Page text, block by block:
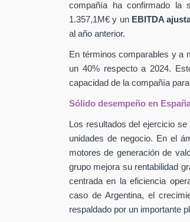
compañía ha confirmado la
1.357,1M€ y un EBITDA
al año anterior.
En términos comparables y a
un 40% respecto a 2024.
capacidad de la compañía
Sólido desempeño en
Los resultados del ejercicio
unidades de negocio. En el
motores de generación de
grupo mejora su rentabilidad
centrada en la eficiencia
caso de Argentina, el
respaldado por un importante